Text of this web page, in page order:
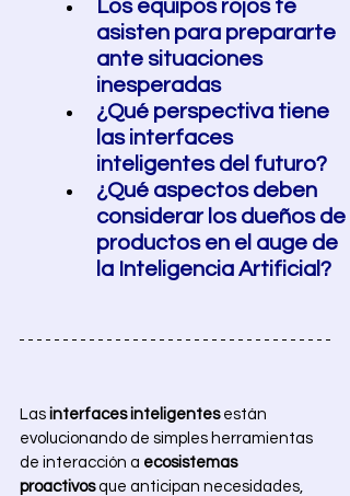
Los equipos rojos te
asisten para prepararte
ante situaciones
inesperadas
¿Qué perspectiva tiene
las interfaces
inteligentes del futuro?
¿Qué aspectos deben
considerar los dueños de
productos en el auge de
la Inteligencia Artificial?
Las interfaces inteligentes están
evolucionando de simples herramientas
de interacción a ecosistemas
proactivos que anticipan necesidades,